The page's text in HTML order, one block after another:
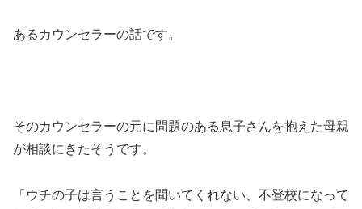
あるカウンセラーの話です。
そのカウンセラーの元に問題のある息子さんを抱えた母親
が相談にきたそうです。
「ウチの子は言うことを聞いてくれない、不登校になって